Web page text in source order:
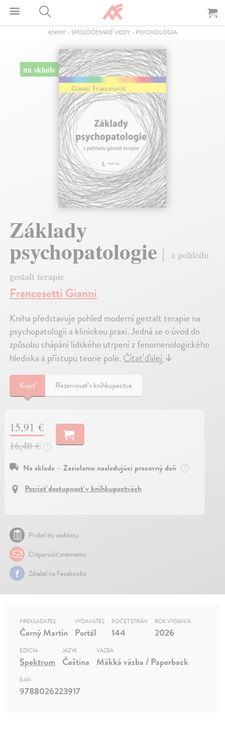
KNIHY- SPOLOČENSKÉ VEDY- PSYCHOLÓGIA
na sklade
Základy
psychopatologie
z pohledu
gestalt terapie
Francesetti Gianni
Kniha představuje pohled moderní gestalt terapie na
psychopatologii a klinickou praxi. Jedná se o úvod do
způsobu chápání lidského utrpení z fenomenologického
hlediska a přístupu teorie pole. Čítať ďalej ↓
Kúpiť Rezervovať v kníhkupectve
15,91 €
16,40 €
?
Na sklade – Zasielame nasledujúci pracovný deň ?
Pozrieť dostupnosť v kníhkupectvách
Pridať do wishlistu
Odporučiť známemu
Zdielať na Facebooku
PREKLADATEĽ
Černý Martin
VYDAVATEĽ
Portál
POČET STRÁN
144
ROK VYDANIA
2026
EDÍCIA
Spektrum
JAZYK
Čeština
VÄZBA
Mäkká väzba / Paperback
EAN
9788026223917